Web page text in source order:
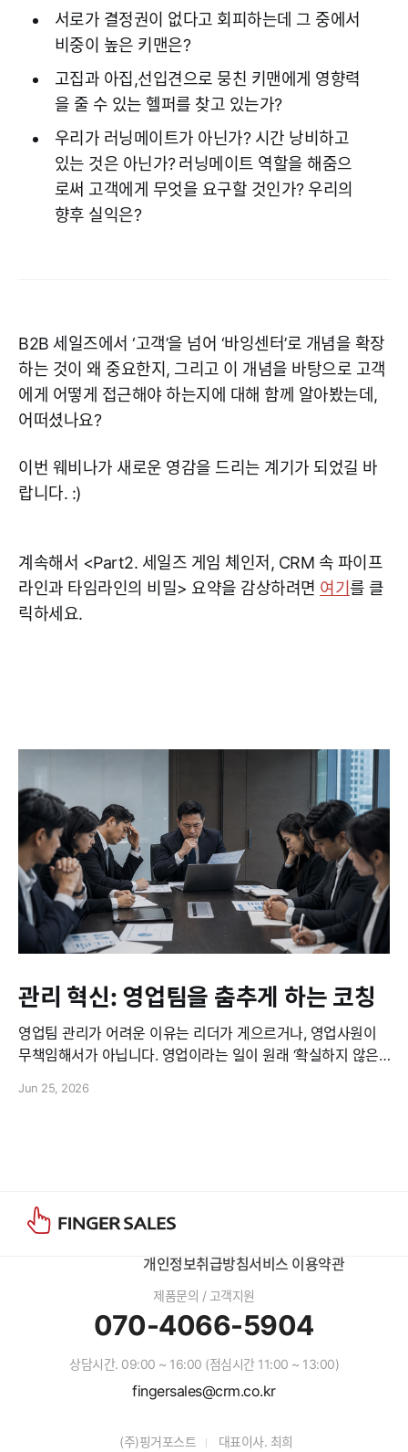
서로가 결정권이 없다고 회피하는데 그 중에서
비중이 높은 키맨은?
고집과 아집,선입견으로 뭉친 키맨에게 영향력
을 줄 수 있는 헬퍼를 찾고 있는가?
우리가 러닝메이트가 아닌가? 시간 낭비하고
있는 것은 아닌가? 러닝메이트 역할을 해줌으
로써 고객에게 무엇을 요구할 것인가? 우리의
향후 실익은?
B2B 세일즈에서 ‘고객’을 넘어 ‘바잉센터’로 개념을 확장
하는 것이 왜 중요한지, 그리고 이 개념을 바탕으로 고객
에게 어떻게 접근해야 하는지에 대해 함께 알아봤는데,
어떠셨나요?
이번 웨비나가 새로운 영감을 드리는 계기가 되었길 바
랍니다. :)
계속해서 <Part2. 세일즈 게임 체인저, CRM 속 파이프
라인과 타임라인의 비밀> 요약을 감상하려면 여기 를 클
릭하세요.
관리 혁신: 영업팀을 춤추게 하는 코칭
영업팀 관리가 어려운 이유는 리더가 게으르거나, 영업사원이
무책임해서가 아닙니다. 영업이라는 일이 원래 ‘확실하지 않은
Jun 25, 2026
개인정보취급방침서비스 이용약관
제품문의 / 고객지원
070-4066-5904
상담시간. 09:00 ~ 16:00 (점심시간 11:00 ~ 13:00)
fingersales@crm.co.kr
(주)핑거포스트 대표이사. 최희